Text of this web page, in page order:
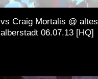
Craig Mortalis @ altes
06.07.13 [HQ]